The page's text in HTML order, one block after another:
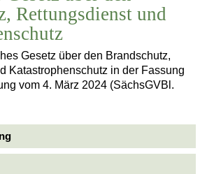
Rettungsdienst und
Gesetz über den Brandschutz,
Katastrophenschutz in der Fassung
vom 4. März 2024 (SächsGVBl.